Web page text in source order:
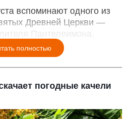
вспоминают одного из
Древней Церкви —
Пантелеимона.
полностью
погодные качели